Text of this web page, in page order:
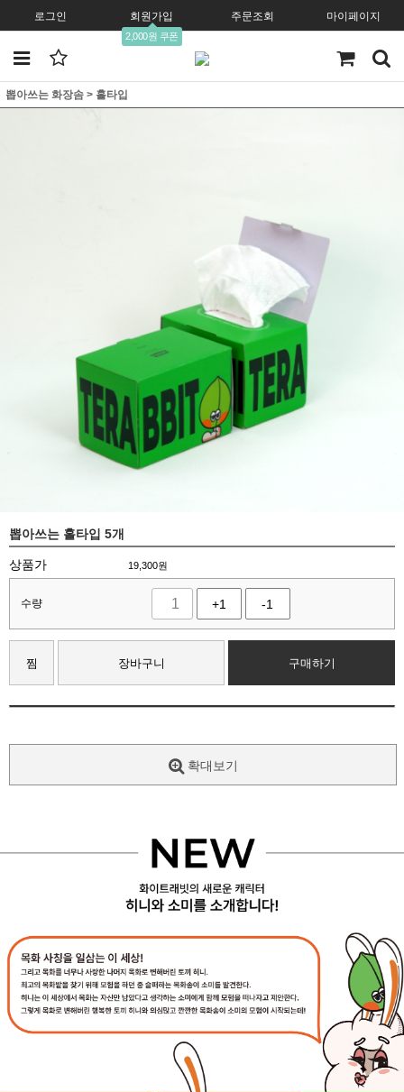
로그인 회원가입
2,000원 쿠폰
주문조회 마이페이지
뽑아쓰는 화장솜 > 홀타입
뽑아쓰는 홀타입 5개
상품가 19,300원
수량 +1 -1
찜 장바구니 구매하기
확대보기